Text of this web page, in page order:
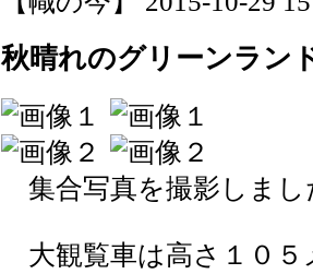
秋晴れのグリーンラン
集合写真を撮影しまし
大観覧車は高さ１０５